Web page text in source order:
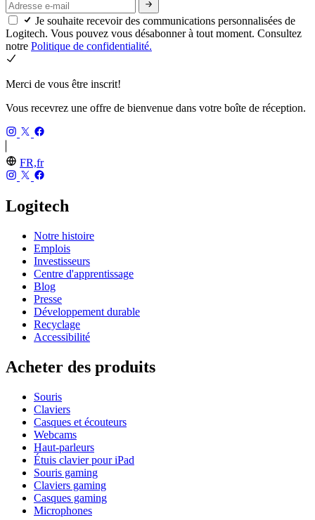
Je souhaite recevoir des communications personnalisées de
Logitech. Vous pouvez vous désabonner à tout moment. Consultez
notre Politique de confidentialité.
Merci de vous être inscrit!
Vous recevrez une offre de bienvenue dans votre boîte de réception.
FR,fr
Logitech
Notre histoire
Emplois
Investisseurs
Centre d'apprentissage
Blog
Presse
Développement durable
Recyclage
Accessibilité
Acheter des produits
Souris
Claviers
Casques et écouteurs
Webcams
Haut-parleurs
Étuis clavier pour iPad
Souris gaming
Claviers gaming
Casques gaming
Microphones